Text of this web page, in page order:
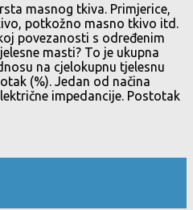
masnog tkiva. Primjerice,
potkožno masno tkivo itd.
povezanosti s određenim
masti? To je ukupna
na cjelokupnu tjelesnu
(%). Jedan od načina
impedancije. Postotak